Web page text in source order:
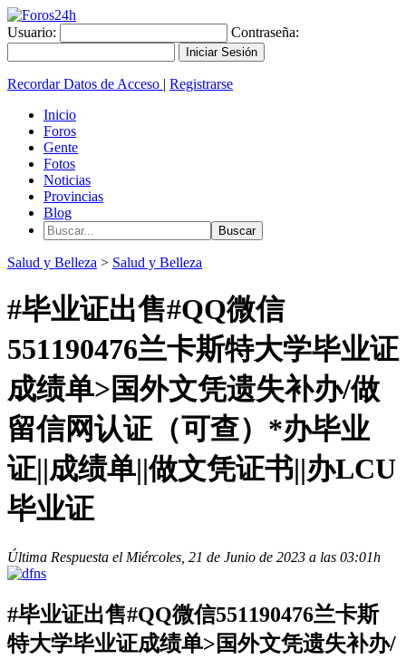
Usuario: Contraseña:
Recordar Datos de Acceso | Registrarse
Inicio
Foros
Gente
Fotos
Noticias
Provincias
Blog
Salud y Belleza > Salud y Belleza
#毕业证出售#QQ微信
551190476兰卡斯特大学毕业证
成绩单>国外文凭遗失补办/做
留信网认证（可查）*办毕业
证||成绩单||做文凭证书||办LCU
毕业证
Última Respuesta el Miércoles, 21 de Junio de 2023 a las 03:01h
#毕业证出售#QQ微信551190476兰卡斯
特大学毕业证成绩单>国外文凭遗失补办/